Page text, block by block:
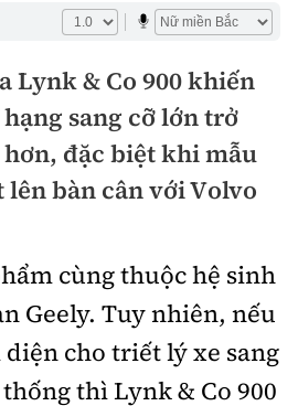
Lynk & Co 900 khiến
sang cỡ lớn trở
đặc biệt khi mẫu
lên bàn cân với Volvo
cùng thuộc hệ sinh
Geely. Tuy nhiên, nếu
diện cho triết lý xe sang
thì Lynk & Co 900